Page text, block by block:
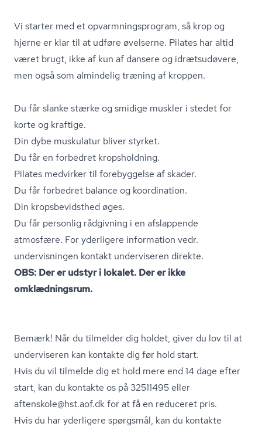
Vi starter med et op­varm­nings­pro­gram, så krop og
hjerne er klar til at udføre øvelserne. Pilates har altid
været brugt, ikke af kun af dansere og idrætsudøvere,
men også som almindelig træning af kroppen.
Du får slanke stærke og smidige muskler i stedet for
korte og kraftige.
Din dybe muskulatur bliver styrket.
Du får en forbedret kropsholdning.
Pilates medvirker til forebyggelse af skader.
Du får forbedret balance og koordination.
Din kro­ps­be­vidst­hed øges.
Du får personlig rådgivning i en afslappende
atmosfære. For yderligere information vedr.
undervisningen kontakt underviseren direkte.
OBS: Der er udstyr i lokalet. Der er ikke
omklædningsrum.
Bemærk! Når du tilmelder dig holdet, giver du lov til at
underviseren kan kontakte dig før hold start.
Hvis du vil tilmelde dig et hold mere end 14 dage efter
start, kan du kontakte os på 32511495 eller
aftenskole@hst.aof.dk for at få en reduceret pris.
Hvis du har yderligere spørgsmål, kan du kontakte